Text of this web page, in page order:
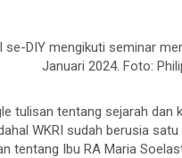
se-DIY mengikuti seminar
Januari 2024. Foto:
tulisan tentang sejarah dan
WKRI sudah berusia
tentang Ibu RA Maria